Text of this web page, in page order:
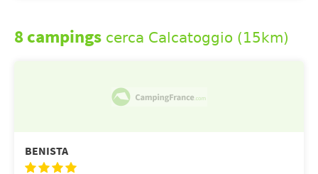
8 campings cerca Calcatoggio (15km)
BENISTA